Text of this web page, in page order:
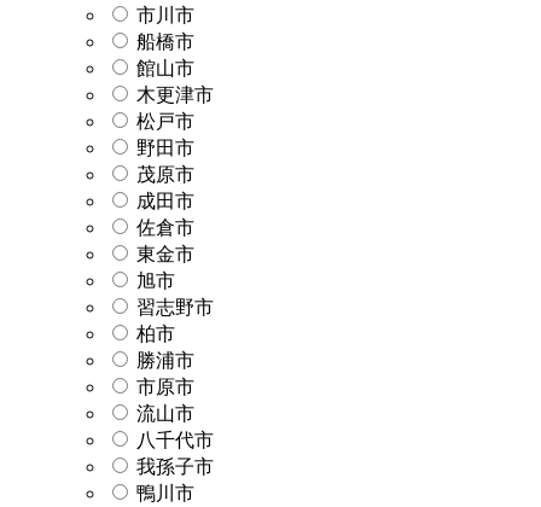
市川市
船橋市
館山市
木更津市
松戸市
野田市
茂原市
成田市
佐倉市
東金市
旭市
習志野市
柏市
勝浦市
市原市
流山市
八千代市
我孫子市
鴨川市